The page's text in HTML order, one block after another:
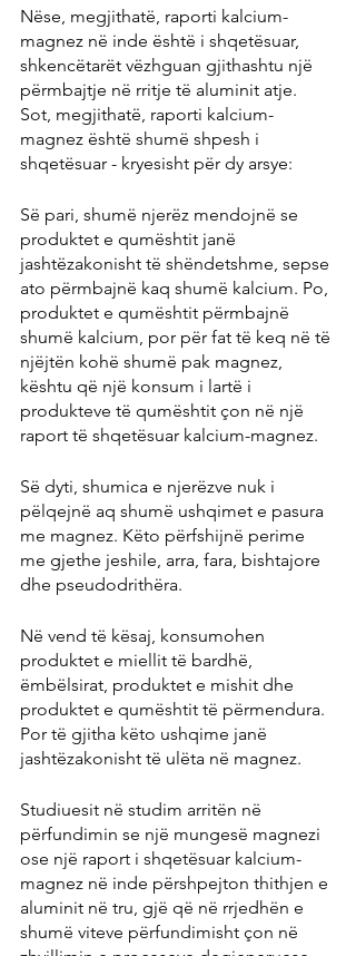
Nëse, megjithatë, raporti kalcium-
magnez në inde është i shqetësuar,
shkencëtarët vëzhguan gjithashtu një
përmbajtje në rritje të aluminit atje.
Sot, megjithatë, raporti kalcium-
magnez është shumë shpesh i
shqetësuar - kryesisht për dy arsye:
Së pari, shumë njerëz mendojnë se
produktet e qumështit janë
jashtëzakonisht të shëndetshme, sepse
ato përmbajnë kaq shumë kalcium. Po,
produktet e qumështit përmbajnë
shumë kalcium, por për fat të keq në të
njëjtën kohë shumë pak magnez,
kështu që një konsum i lartë i
produkteve të qumështit çon në një
raport të shqetësuar kalcium-magnez.
Së dyti, shumica e njerëzve nuk i
pëlqejnë aq shumë ushqimet e pasura
me magnez. Këto përfshijnë perime
me gjethe jeshile, arra, fara, bishtajore
dhe pseudodrithëra.
Në vend të kësaj, konsumohen
produktet e miellit të bardhë,
ëmbëlsirat, produktet e mishit dhe
produktet e qumështit të përmendura.
Por të gjitha këto ushqime janë
jashtëzakonisht të ulëta në magnez.
Studiuesit në studim arritën në
përfundimin se një mungesë magnezi
ose një raport i shqetësuar kalcium-
magnez në inde përshpejton thithjen e
aluminit në tru, gjë që në rrjedhën e
shumë viteve përfundimisht çon në